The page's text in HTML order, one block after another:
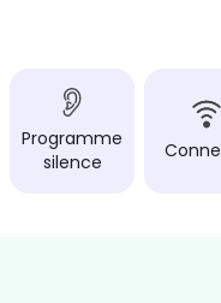
Programme
silence